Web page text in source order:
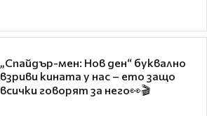
„Спайдър-мен: Нов ден“ буквално
взриви кината у нас – ето защо
всички говорят за него👀🎬